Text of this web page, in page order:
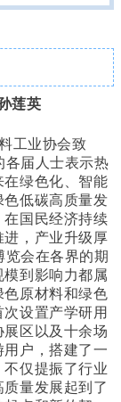
莲英
工业协会致
各届人士表示热
绿色化、智能
低碳高质量发
在国民经济持续
，产业升级厚
览会在各界的期
到影响力都属
色原材料和绿色
设置产学研用
区以及十余场
户，搭建了一
仅提振了行业
量发展起到了